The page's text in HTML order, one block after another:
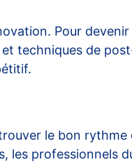
Pour
techniques de
le bon rythme
les professionnels